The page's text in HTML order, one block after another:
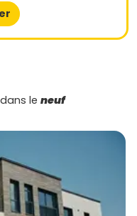
dans le neuf